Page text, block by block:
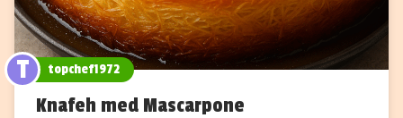
T topchef1972
Knafeh med Mascarpone